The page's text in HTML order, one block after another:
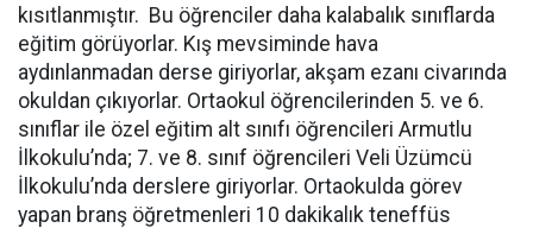
kısıtlanmıştır. Bu öğrenciler daha kalabalık sınıflarda
eğitim görüyorlar. Kış mevsiminde hava
aydınlanmadan derse giriyorlar, akşam ezanı civarında
okuldan çıkıyorlar. Ortaokul öğrencilerinden 5. ve 6.
sınıflar ile özel eğitim alt sınıfı öğrencileri Armutlu
İlkokulu’nda; 7. ve 8. sınıf öğrencileri Veli Üzümcü
İlkokulu’nda derslere giriyorlar. Ortaokulda görev
yapan branş öğretmenleri 10 dakikalık teneffüs